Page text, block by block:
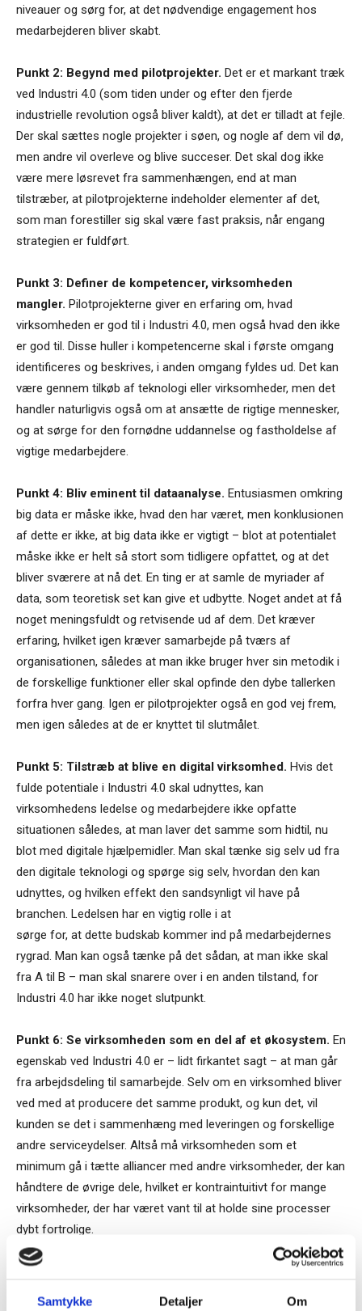
Samtykke Detaljer Om
niveauer og sørg for, at det nødvendige engagement hos
medarbejderen bliver skabt.
Punkt 2: Begynd med pilotprojekter. Det er et markant træk
ved Industri 4.0 (som tiden under og efter den fjerde
industrielle revolution også bliver kaldt), at det er tilladt at fejle.
Der skal sættes nogle projekter i søen, og nogle af dem vil dø,
men andre vil overleve og blive succeser. Det skal dog ikke
være mere løsrevet fra sammenhængen, end at man
tilstræber, at pilotprojekterne indeholder elementer af det,
som man forestiller sig skal være fast praksis, når engang
strategien er fuldført.
Punkt 3: Definer de kompetencer, virksomheden
mangler. Pilotprojekterne giver en erfaring om, hvad
virksomheden er god til i Industri 4.0, men også hvad den ikke
er god til. Disse huller i kompetencerne skal i første omgang
identificeres og beskrives, i anden omgang fyldes ud. Det kan
være gennem tilkøb af teknologi eller virksomheder, men det
handler naturligvis også om at ansætte de rigtige mennesker,
og at sørge for den fornødne uddannelse og fastholdelse af
vigtige medarbejdere.
Punkt 4: Bliv eminent til dataanalyse. Entusiasmen omkring
big data er måske ikke, hvad den har været, men konklusionen
af dette er ikke, at big data ikke er vigtigt – blot at potentialet
måske ikke er helt så stort som tidligere opfattet, og at det
bliver sværere at nå det. En ting er at samle de myriader af
data, som teoretisk set kan give et udbytte. Noget andet at få
noget meningsfuldt og retvisende ud af dem. Det kræver
erfaring, hvilket igen kræver samarbejde på tværs af
organisationen, således at man ikke bruger hver sin metodik i
de forskellige funktioner eller skal opfinde den dybe tallerken
forfra hver gang. Igen er pilotprojekter også en god vej frem,
men igen således at de er knyttet til slutmålet.
Punkt 5: Tilstræb at blive en digital virksomhed. Hvis det
fulde potentiale i Industri 4.0 skal udnyttes, kan
virksomhedens ledelse og medarbejdere ikke opfatte
situationen således, at man laver det samme som hidtil, nu
blot med digitale hjælpemidler. Man skal tænke sig selv ud fra
den digitale teknologi og spørge sig selv, hvordan den kan
udnyttes, og hvilken effekt den sandsynligt vil have på
branchen. Ledelsen har en vigtig rolle i at
sørge for, at dette budskab kommer ind på medarbejdernes
rygrad. Man kan også tænke på det sådan, at man ikke skal
fra A til B – man skal snarere over i en anden tilstand, for
Industri 4.0 har ikke noget slutpunkt.
Punkt 6: Se virksomheden som en del af et økosystem. En
egenskab ved Industri 4.0 er – lidt firkantet sagt – at man går
fra arbejdsdeling til samarbejde. Selv om en virksomhed bliver
ved med at producere det samme produkt, og kun det, vil
kunden se det i sammenhæng med leveringen og forskellige
andre serviceydelser. Altså må virksomheden som et
minimum gå i tætte alliancer med andre virksomheder, der kan
håndtere de øvrige dele, hvilket er kontraintuitivt for mange
virksomheder, der har været vant til at holde sine processer
dybt fortrolige.
succes med den nye teknologi